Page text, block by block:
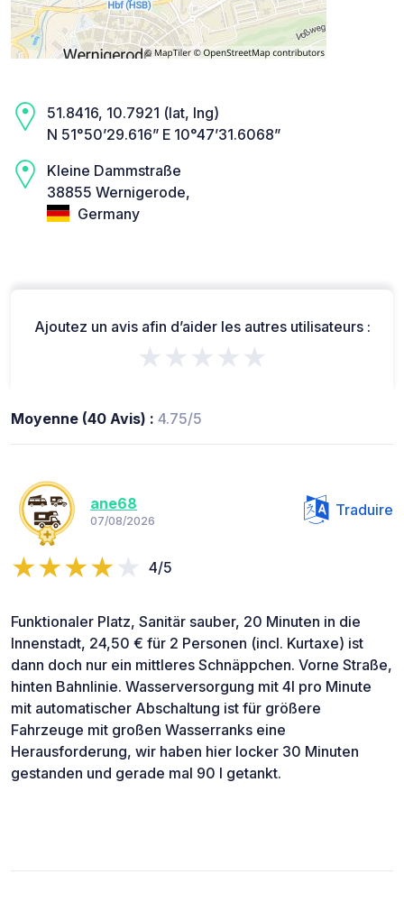
51.8416, 10.7921 (lat, lng)
N 51°50’29.616” E 10°47’31.6068”
Kleine Dammstraße
38855 Wernigerode,
Germany
Ajoutez un avis afin d’aider les autres utilisateurs :
★★★★★
Moyenne (40 Avis) : 4.75/5
ane68
07/08/2026
Traduire
4/5
Funktionaler Platz, Sanitär sauber, 20 Minuten in die
Innenstadt, 24,50 € für 2 Personen (incl. Kurtaxe) ist
dann doch nur ein mittleres Schnäppchen. Vorne Straße,
hinten Bahnlinie. Wasserversorgung mit 4l pro Minute
mit automatischer Abschaltung ist für größere
Fahrzeuge mit großen Wasserranks eine
Herausforderung, wir haben hier locker 30 Minuten
gestanden und gerade mal 90 l getankt.